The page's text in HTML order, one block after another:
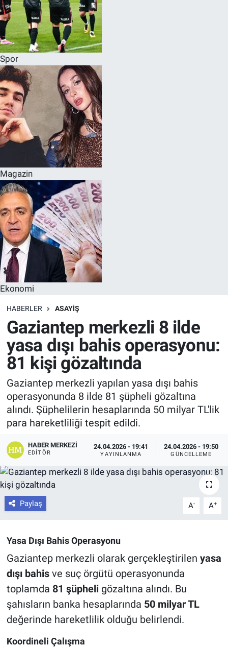
Spor
Magazin
Ekonomi
HABERLER ASAYIŞ
Gaziantep merkezli 8 ilde
yasa dışı bahis operasyonu:
81 kişi gözaltında
Gaziantep merkezli yapılan yasa dışı bahis
operasyonunda 8 ilde 81 şüpheli gözaltına
alındı. Şüphelilerin hesaplarında 50 milyar TL'lik
para hareketliliği tespit edildi.
HABER MERKEZI
EDITÖR
24.04.2026 - 19:41
YAYINLANMA
24.04.2026 - 19:50
GÜNCELLEME
Paylaş A- A+
Yasa Dışı Bahis Operasyonu
Gaziantep merkezli olarak gerçekleştirilen yasa
dışı bahisve suç örgütü operasyonunda
toplamda 81 şüpheligözaltına alındı. Bu
şahısların banka hesaplarında 50 milyar TL
değerinde hareketlilik olduğu belirlendi.
Koordineli Çalışma